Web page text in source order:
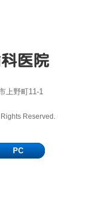
上野町11-1
Reserved.
PC